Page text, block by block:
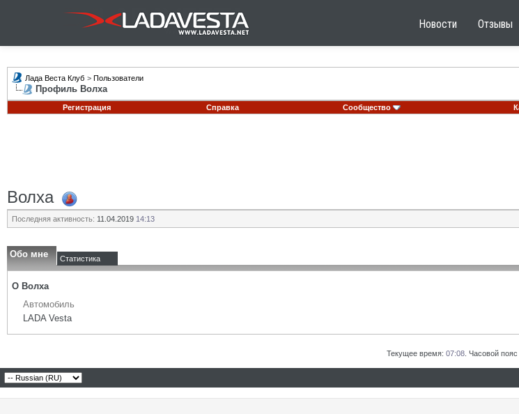
Новости Отзывы
Лада Веста Клуб > Пользователи
Профиль Волха
Регистрация
Справка Сообщество
Волха
Последняя активность: 11.04.2019 14:13
Обо мне Статистика
О Волха
Автомобиль
LADA Vesta
Текущее время: 07:08 . Часовой